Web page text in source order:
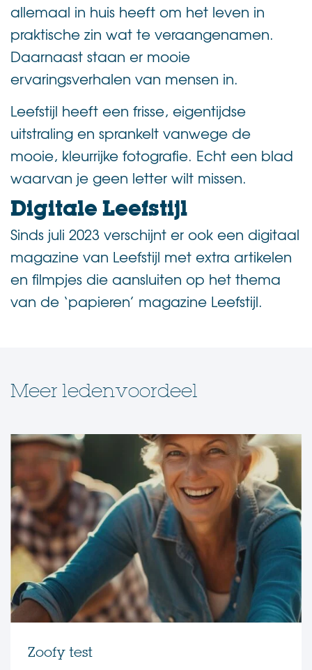
allemaal in huis heeft om het leven in
praktische zin wat te veraangenamen.
Daarnaast staan er mooie
ervaringsverhalen van mensen in.
Leefstijl heeft een frisse, eigentijdse
uitstraling en sprankelt vanwege de
mooie, kleurrijke fotografie. Echt een blad
waarvan je geen letter wilt missen.
Digitale Leefstijl
Sinds juli 2023 verschijnt er ook een digitaal
magazine van Leefstijl met extra artikelen
en filmpjes die aansluiten op het thema
van de ‘papieren’ magazine Leefstijl.
Meer ledenvoordeel
Zoofy test